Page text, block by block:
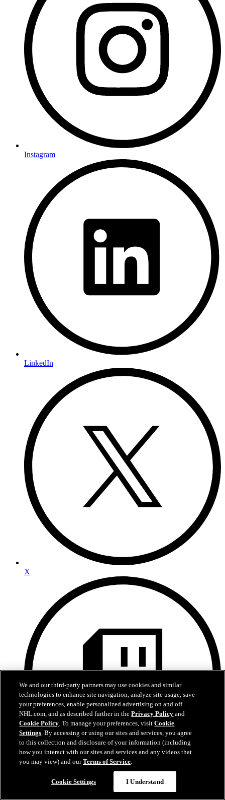
Instagram
LinkedIn
X
We and our third-party partners may use cookies and similar
technologies to enhance site navigation, analyze site usage, save
your preferences, enable personalized advertising on and off
NHL.com, and as described further in thePrivacy Policy and
Cookie Policy. To manage your preferences, visitCookie
Settings. By accessing or using our sites and services, you agree
to this collection and disclosure of your information (including
how you interact with our sites and services and any videos that
you may view) and ourTerms of Service.
Cookie Settings I Understand